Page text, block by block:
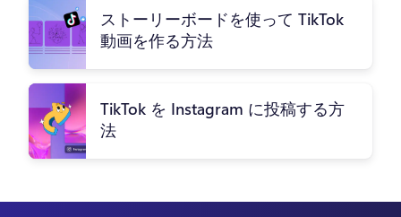
ストーリーボードを使って TikTok
動画を作る方法
TikTok を Instagram に投稿する方
法